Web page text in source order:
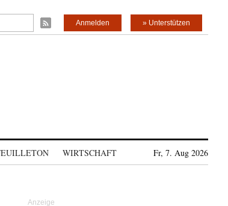
» Unterstützen
Anmelden
WIRTSCHAFT Fr, 7. Aug 2026